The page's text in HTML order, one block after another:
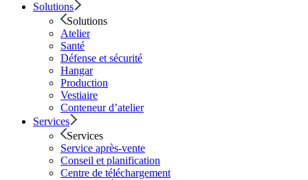
Solutions
Solutions
Atelier
Santé
Défense et sécurité
Hangar
Production
Vestiaire
Conteneur d’atelier
Services
Services
Service après-vente
Conseil et planification
Centre de téléchargement